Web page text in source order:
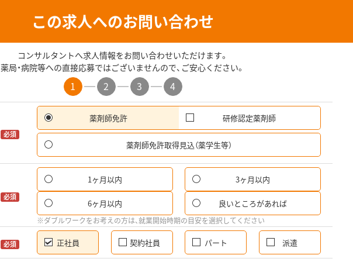
この求人へのお問い合わせ
コンサルタントへ求人情報をお問い合わせいただけます。
薬局・病院等への直接応募ではございませんので、ご安心ください。
1 2 3 4
必須
薬剤師免許 研修認定薬剤師
薬剤師免許取得見込（薬学生等）
必須
1ヶ月以内 3ヶ月以内
6ヶ月以内 良いところがあれば
※ダブルワークをお考えの方は、就業開始時期の目安を選択してください
必須 正社員 契約社員 パート 派遣